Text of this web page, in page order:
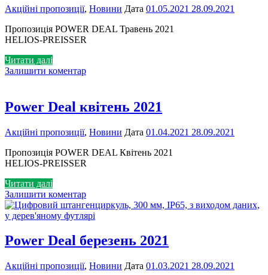
Акційні пропозиції, Новини Дата 01.05.2021 28.09.2021
Пропозиція POWER DEAL Травень 2021
HELIOS-PREISSER
Читати далі
Залишити коментар
Power Deal квітень 2021
Акційні пропозиції, Новини Дата 01.04.2021 28.09.2021
Пропозиція POWER DEAL Квітень 2021
HELIOS-PREISSER
Читати далі
Залишити коментар
Power Deal березень 2021
Акційні пропозиції, Новини Дата 01.03.2021 28.09.2021